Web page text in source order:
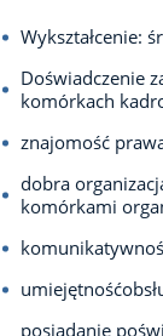
Wykształcenie:
Doświadczenie
komórkach
znajomość
dobra
komórkami
posiadanie